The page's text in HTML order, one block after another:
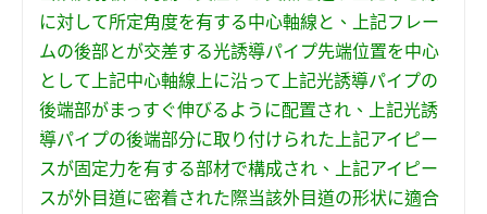
に対して所定角度を有する中心軸線と、上記フレー
ムの後部とが交差する光誘導パイプ先端位置を中心
として上記中心軸線上に沿って上記光誘導パイプの
後端部がまっすぐ伸びるように配置され、上記光誘
導パイプの後端部分に取り付けられた上記アイピー
スが固定力を有する部材で構成され、上記アイピー
スが外目道に密着された際当該外目道の形状に適合